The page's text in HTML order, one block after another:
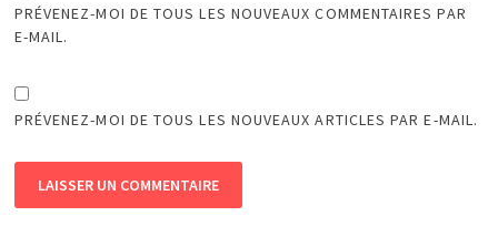
PRÉVENEZ-MOI DE TOUS LES NOUVEAUX COMMENTAIRES PAR
E-MAIL.
PRÉVENEZ-MOI DE TOUS LES NOUVEAUX ARTICLES PAR E-MAIL.